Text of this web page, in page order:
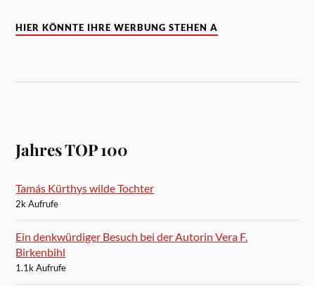
HIER KÖNNTE IHRE WERBUNG STEHEN A
Jahres TOP 100
Tamás Kürthys wilde Tochter
2k Aufrufe
Ein denkwürdiger Besuch bei der Autorin Vera F.
Birkenbihl
1.1k Aufrufe